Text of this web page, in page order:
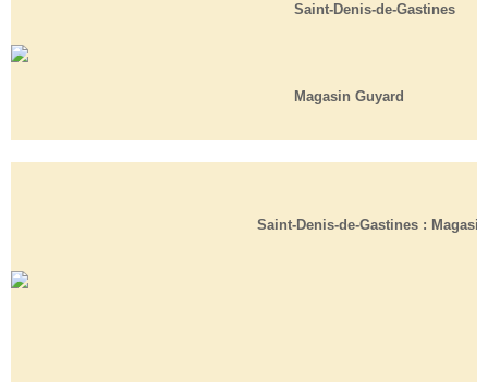
Saint-Denis-de-Gastines
Magasin Guyard
Saint-Denis-de-Gastines :